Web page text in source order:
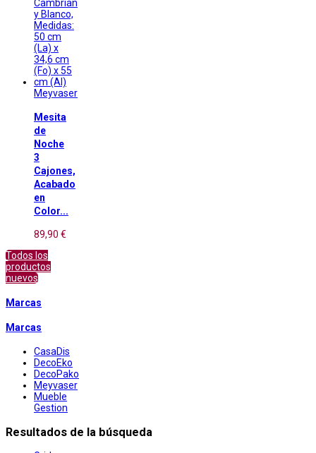
Meyvaser
Mesita
de
Noche
3
Cajones,
Acabado
en
Color...
89,90 €
Todos los
productos
nuevos
Marcas
Marcas
CasaDis
DecoEko
DecoPako
Meyvaser
Mueble
Gestion
Resultados de la búsqueda